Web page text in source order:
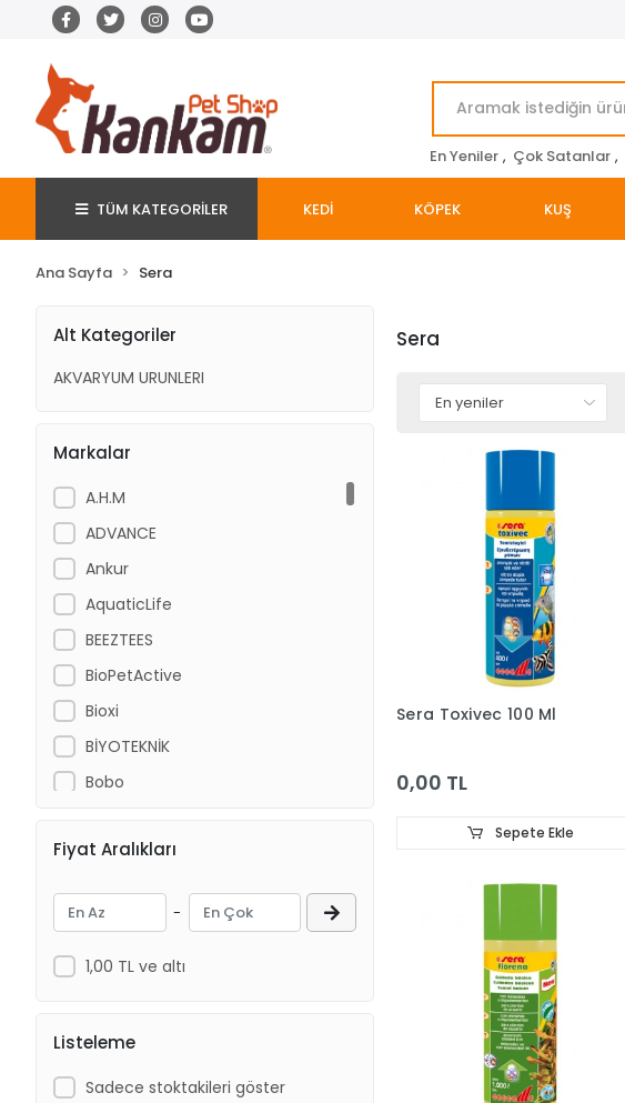
En Yeniler , Çok Satanlar ,
TÜM KATEGORİLER KEDİ KÖPEK KUŞ
Ana Sayfa Sera
Alt Kategoriler
AKVARYUM URUNLERI
Markalar
A.H.M
ADVANCE
Ankur
AquaticLife
BEEZTEES
BioPetActive
Bioxi
BİYOTEKNİK
Bobo
Chicos
CROCUS
DANSOR
DAYANG
DOPHİN
Fiyat Aralıkları
-
1,00 TL ve altı
Listeleme
Sadece stoktakileri göster
Sera
Sera Toxivec 100 Ml
0,00 TL
Sepete Ekle